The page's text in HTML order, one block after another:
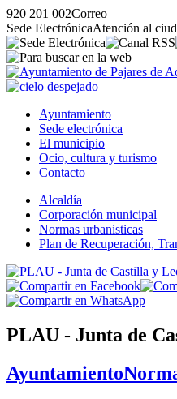
920 201 002Correo
Sede ElectrónicaAtención al
Ayuntamiento
Sede electrónica
El municipio
Ocio, cultura y turismo
Contacto
Alcaldía
Corporación municipal
Normas urbanisticas
Plan de Recuperación,
PLAU - Junta de
Ayuntamiento